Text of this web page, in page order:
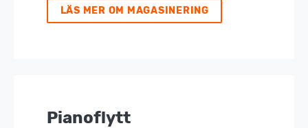
LÄS MER OM MAGASINERING
Pianoflytt